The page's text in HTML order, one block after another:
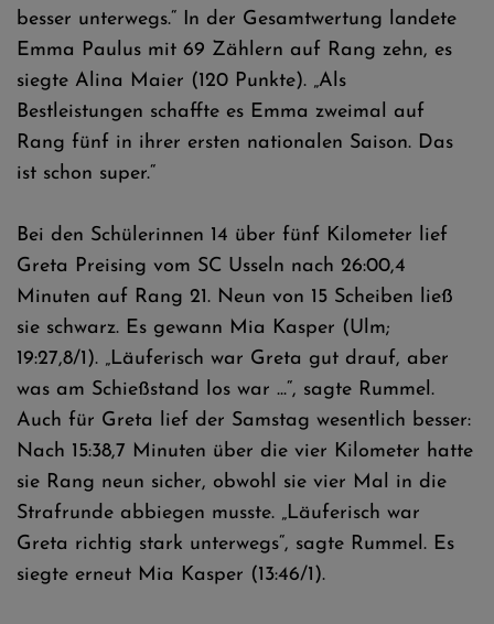
besser unterwegs.“ In der Gesamtwertung landete
Emma Paulus mit 69 Zählern auf Rang zehn, es
siegte Alina Maier (120 Punkte). „Als
Bestleistungen schaffte es Emma zweimal auf
Rang fünf in ihrer ersten nationalen Saison. Das
ist schon super.“
Bei den Schülerinnen 14 über fünf Kilometer lief
Greta Preising vom SC Usseln nach 26:00,4
Minuten auf Rang 21. Neun von 15 Scheiben ließ
sie schwarz. Es gewann Mia Kasper (Ulm;
19:27,8/1). „Läuferisch war Greta gut drauf, aber
was am Schießstand los war ...“, sagte Rummel.
Auch für Greta lief der Samstag wesentlich besser:
Nach 15:38,7 Minuten über die vier Kilometer hatte
sie Rang neun sicher, obwohl sie vier Mal in die
Strafrunde abbiegen musste. „Läuferisch war
Greta richtig stark unterwegs“, sagte Rummel. Es
siegte erneut Mia Kasper (13:46/1).